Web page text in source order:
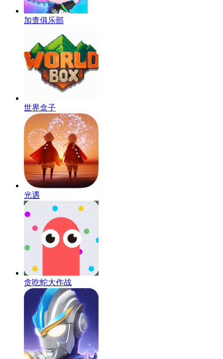
加查俱乐部
世界盒子
光遇
贪吃蛇大作战